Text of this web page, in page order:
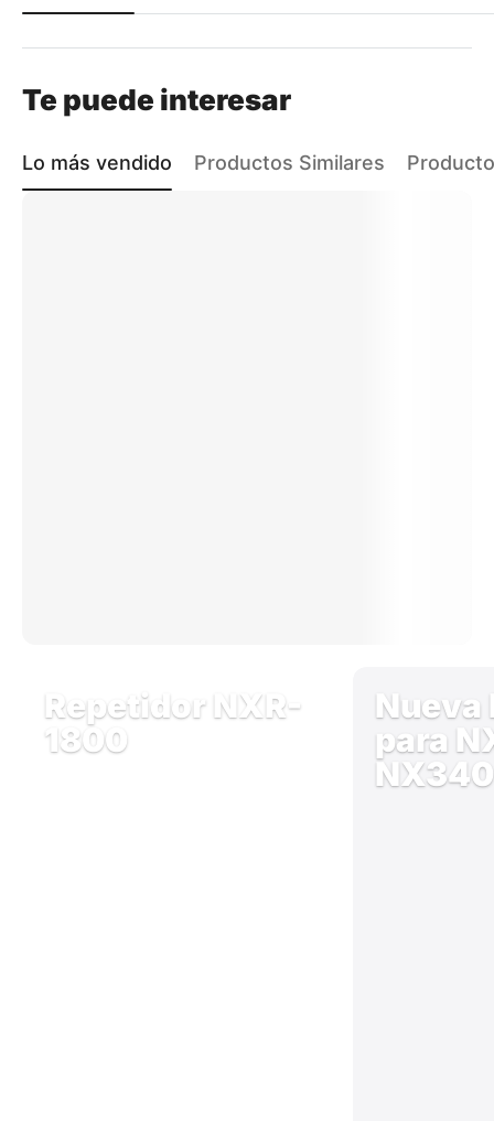
Te puede interesar
Lo más vendido Productos Similares
Repetidor NXR-
1800
para
NX340